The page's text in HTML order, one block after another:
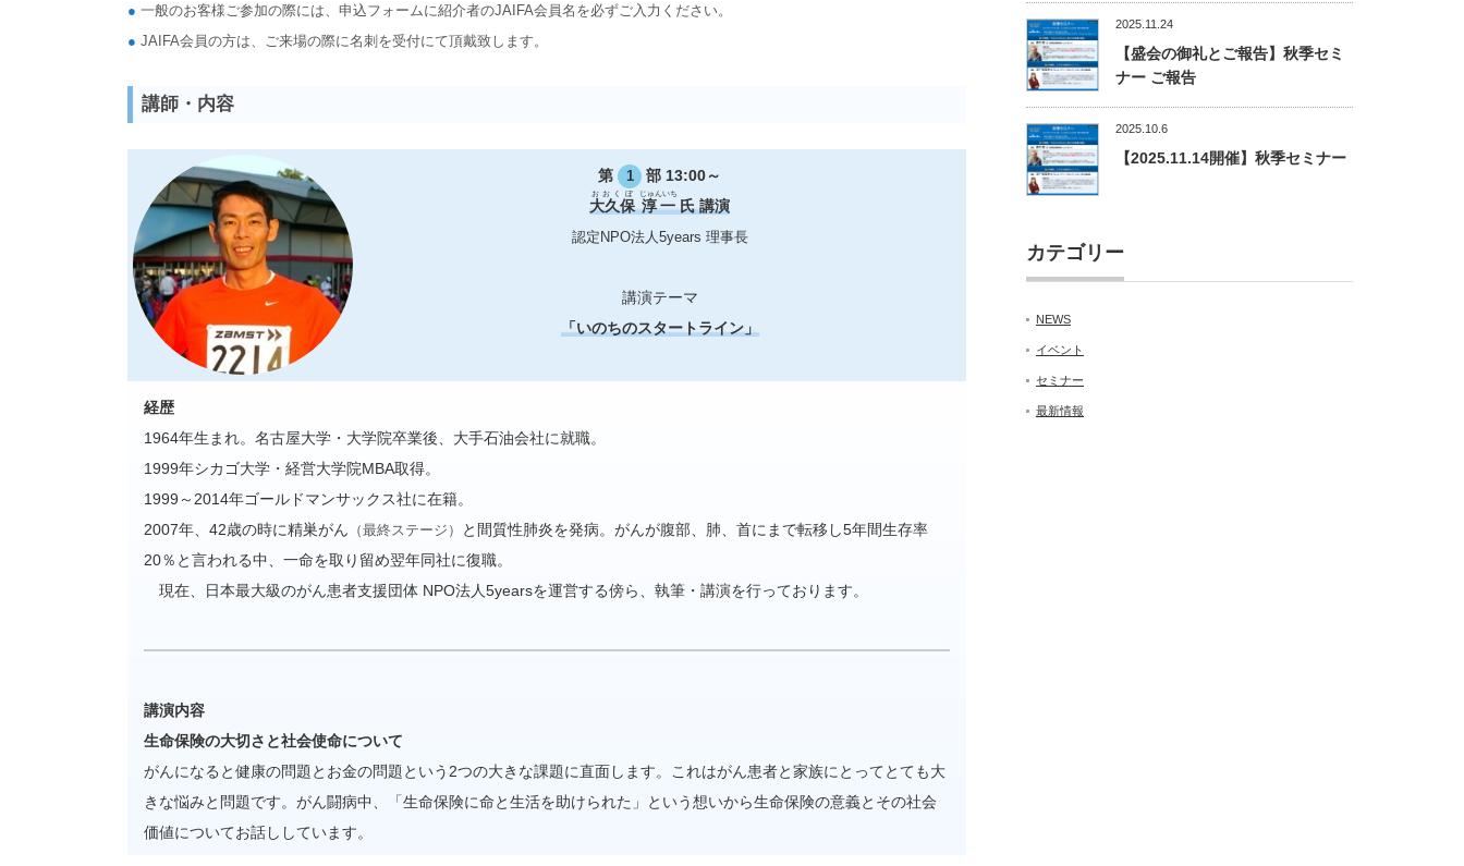
● 一般のお客様ご参加の際には、申込フォームに紹介者のJAIFA会員名を必ずご入力ください。
● JAIFA会員の方は、ご来場の際に名刺を受付にて頂戴致します。
講師・内容
第 1
部 13:00～
大久保
おおくぼ
淳一
じゅんいち
氏 講演
認定NPO法人5years 理事長
講演テーマ
「いのちのスタートライン」
経歴
1964年生まれ。名古屋大学・大学院卒業後、大手石油会社に就職。
1999年シカゴ大学・経営大学院MBA取得。
1999～2014年ゴールドマンサックス社に在籍。
2007年、42歳の時に精巣がん （最終ステージ）
と間質性肺炎を発病。がんが腹部、肺、首にまで転移し5年間生存率
20％と言われる中、一命を取り留め翌年同社に復職。
現在、日本最大級のがん患者支援団体 NPO法人5yearsを運営する傍ら、執筆・講演を行っております。
講演内容
生命保険の大切さと社会使命について
がんになると健康の問題とお金の問題という2つの大きな課題に直面します。これはがん患者と家族にとってとても大
きな悩みと問題です。がん闘病中、「生命保険に命と生活を助けられた」という想いから生命保険の意義とその社会
価値についてお話ししています。
2025.11.24
【盛会の御礼とご報告】秋季セミ
ナー ご報告
2025.10.6
【2025.11.14開催】秋季セミナー
カテゴリー
NEWS
イベント
セミナー
最新情報